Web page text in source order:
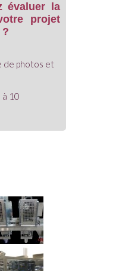
évaluer la
projet
?
de photos et
à 10